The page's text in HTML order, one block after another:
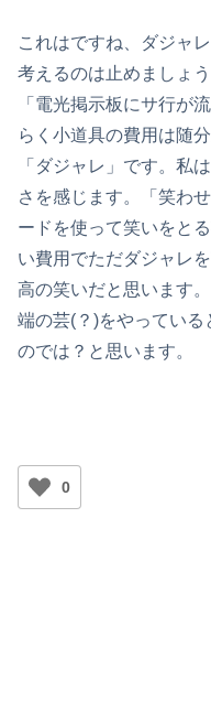
これはですね、ダジャ
考えるのは止めましょ
「電光掲示板にサ行が
らく小道具の費用は随
「ダジャレ」です。私
さを感じます。「笑わ
ードを使って笑いをと
い費用でただダジャレ
高の笑いだと思います
端の芸(？)をやってい
のでは？と思います。
0